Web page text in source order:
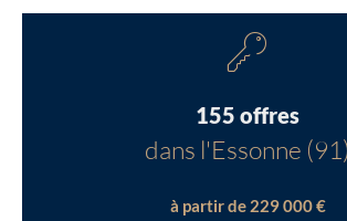
155 offres
dans l'Essonne (91)
à partir de 229 000 €